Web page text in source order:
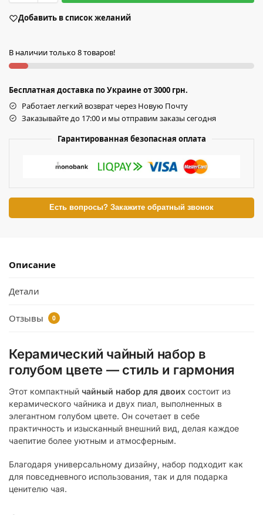
Добавить в список желаний
В наличии только 8 товаров!
Бесплатная доставка по Украине от 3000 грн.
Работает легкий возврат через Новую Почту
Заказывайте до 17:00 и мы отправим заказы сегодня
Гарантированная безопасная оплата
Есть вопросы? Закажите обратный звонок
Описание
Детали
Отзывы 0
Керамический чайный набор в
голубом цвете — стиль и гармония
Этот компактный чайный набор для двоих состоит из
керамического чайника и двух пиал, выполненных в
элегантном голубом цвете. Он сочетает в себе
практичность и изысканный внешний вид, делая каждое
чаепитие более уютным и атмосферным.
Благодаря универсальному дизайну, набор подходит как
для повседневного использования, так и для подарка
ценителю чая.